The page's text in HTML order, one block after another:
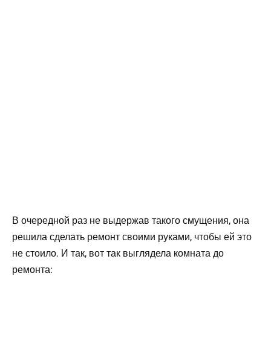
В очередной раз не выдержав такого смущения, она
решила сделать ремонт своими руками, чтобы ей это
не стоило. И так, вот так выглядела комната до
ремонта: